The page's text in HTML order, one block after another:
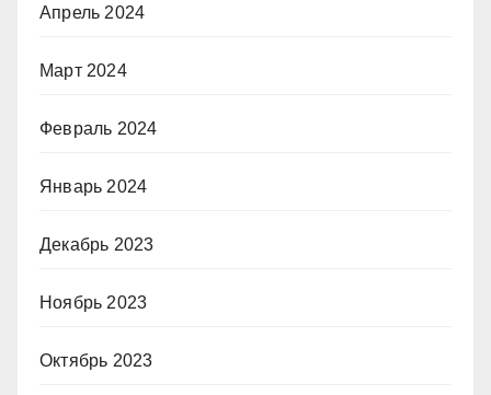
Апрель 2024
Март 2024
Февраль 2024
Январь 2024
Декабрь 2023
Ноябрь 2023
Октябрь 2023